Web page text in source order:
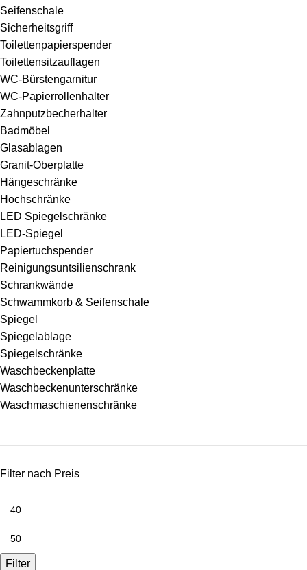
Seifenschale
Sicherheitsgriff
Toilettenpapierspender
Toilettensitzauflagen
WC-Bürstengarnitur
WC-Papierrollenhalter
Zahnputzbecherhalter
Badmöbel
Glasablagen
Granit-Oberplatte
Hängeschränke
Hochschränke
LED Spiegelschränke
LED-Spiegel
Papiertuchspender
Reinigungsuntsilienschrank
Schrankwände
Schwammkorb & Seifenschale
Spiegel
Spiegelablage
Spiegelschränke
Waschbeckenplatte
Waschbeckenunterschränke
Waschmaschienenschränke
Filter nach Preis
Filter